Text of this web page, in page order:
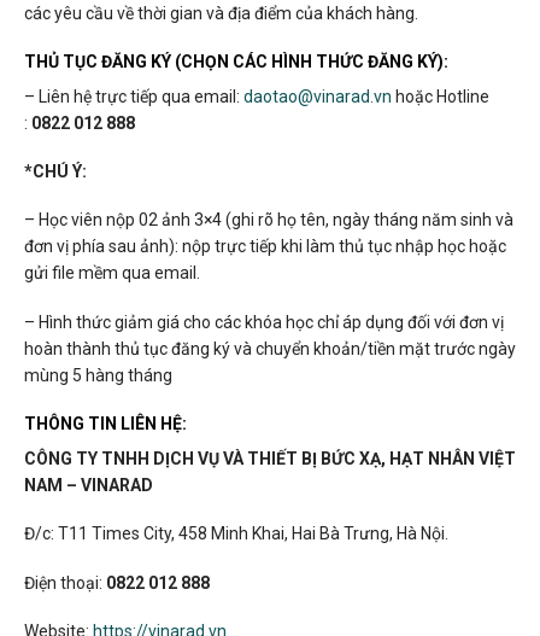
các yêu cầu về thời gian và địa điểm của khách hàng.
THỦ TỤC ĐĂNG KÝ (CHỌN CÁC HÌNH THỨC ĐĂNG KÝ):
– Liên hệ trực tiếp qua email: daotao@vinarad.vn hoặc Hotline
: 0822 012 888
*CHÚ Ý:
– Học viên nộp 02 ảnh 3×4 (ghi rõ họ tên, ngày tháng năm sinh và
đơn vị phía sau ảnh): nộp trực tiếp khi làm thủ tục nhập học hoặc
gửi file mềm qua email.
– Hình thức giảm giá cho các khóa học chỉ áp dụng đối với đơn vị
hoàn thành thủ tục đăng ký và chuyển khoản/tiền mặt trước ngày
mùng 5 hàng tháng
THÔNG TIN LIÊN HỆ:
CÔNG TY TNHH DỊCH VỤ VÀ THIẾT BỊ BỨC XẠ, HẠT NHÂN VIỆT
NAM – VINARAD
Đ/c: T11 Times City, 458 Minh Khai, Hai Bà Trưng, Hà Nội.
Điện thoại: 0822 012 888
Website: https://vinarad.vn